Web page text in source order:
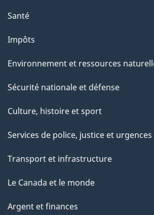
Santé
Impôts
Environnement et ressources
Sécurité nationale et défense
Culture, histoire et sport
Services de police, justice et urgences
Transport et infrastructure
Le Canada et le monde
Argent et finances